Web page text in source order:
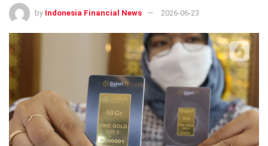
by Indonesia Financial News 2026-06-23